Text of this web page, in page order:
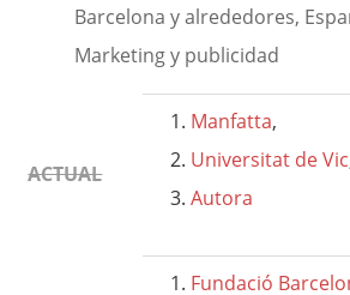
Barcelona y alrededores,
Marketing y publicidad
ACTUAL
Manfatta,
Universitat de Vic
Autora
Fundació